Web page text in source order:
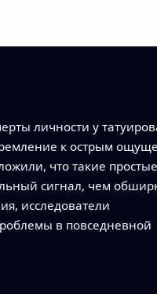
личности у
к острым
что такие
сигнал, чем
исследователи
в повседневной